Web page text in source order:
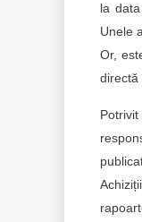
la
Unele
Or,
directă